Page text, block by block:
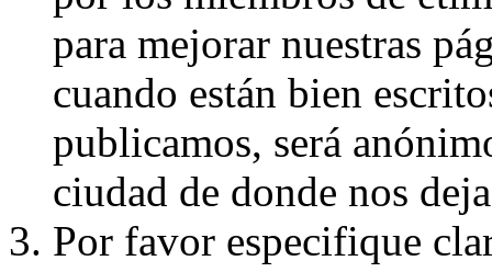
para mejorar nuestras
cuando están bien
publicamos, será
ciudad de donde nos
Por favor especifique